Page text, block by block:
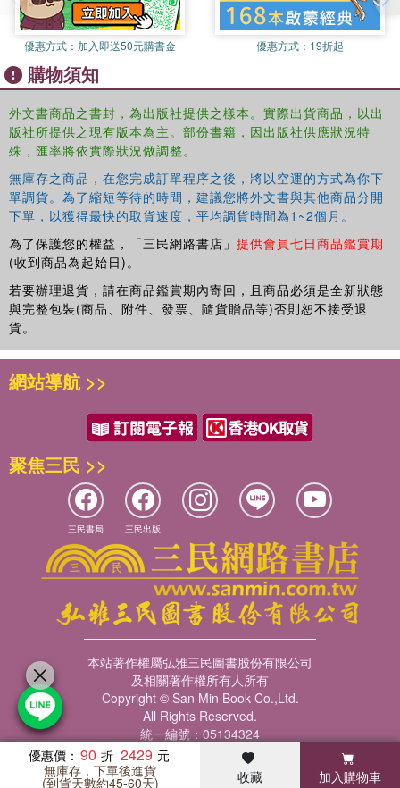
優惠方式： 加入即送50元購書金 優惠方式： 19折起
購物須知
外文書商品之書封，為出版社提供之樣本。實際出貨商品，以出
版社所提供之現有版本為主。部份書籍，因出版社供應狀況特
殊，匯率將依實際狀況做調整。
無庫存之商品，在您完成訂單程序之後，將以空運的方式為你下
單調貨。為了縮短等待的時間，建議您將外文書與其他商品分開
下單，以獲得最快的取貨速度，平均調貨時間為1~2個月。
為了保護您的權益，「三民網路書店」 提供會員七日商品鑑賞期
(收到商品為起始日)。
若要辦理退貨，請在商品鑑賞期內寄回，且商品必須是全新狀態
與完整包裝(商品、附件、發票、隨貨贈品等)否則恕不接受退
貨。
優惠價： 90 2429
無庫存，下單後進貨
(到貨天數約45-60天) 收藏 加入購物車
暢銷榜 客服中心 瀏覽紀錄 會員專區
網站導航 >>
聚焦三民 >>
三民書局 三民出版
本站著作權屬弘雅三民圖書股份有限公司
及相關著作權所有人所有
Copyright © San Min Book Co.,Ltd.
All Rights Reserved.
統一編號：05134324